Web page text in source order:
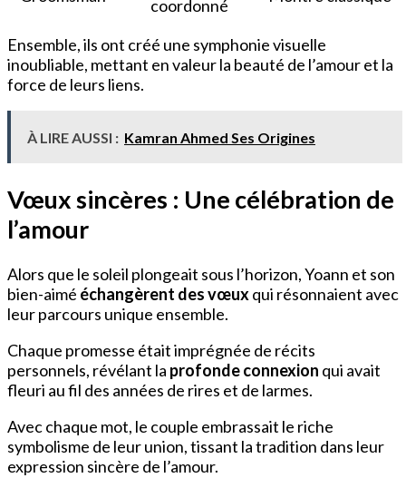
coordonné
Ensemble, ils ont créé une symphonie visuelle
inoubliable, mettant en valeur la beauté de l’amour et la
force de leurs liens.
À LIRE AUSSI : Kamran Ahmed Ses Origines
Vœux sincères : Une célébration de
l’amour
Alors que le soleil plongeait sous l’horizon, Yoann et son
bien-aimé échangèrent des vœuxqui résonnaient avec
leur parcours unique ensemble.
Chaque promesse était imprégnée de récits
personnels, révélant la profonde connexion qui avait
fleuri au fil des années de rires et de larmes.
Avec chaque mot, le couple embrassait le riche
symbolisme de leur union, tissant la tradition dans leur
expression sincère de l’amour.